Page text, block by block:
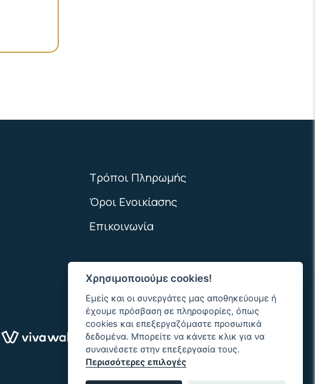
Τρόποι Πληρωμής
Όροι Ενοικίασης
Επικοινωνία
Χρησιμοποιούμε cookies!
Εμείς και οι συνεργάτες μας αποθηκεύουμε ή
έχουμε πρόσβαση σε πληροφορίες, όπως
cookies και επεξεργαζόμαστε προσωπικά
δεδομένα. Μπορείτε να κάνετε κλικ για να
συναινέσετε στην επεξεργασία τους.
Περισσότερες επιλογές